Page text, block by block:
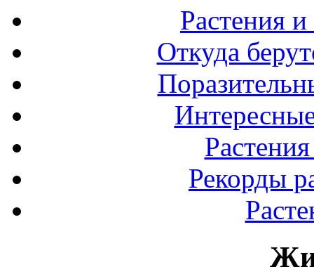
Растения
Откуда
Рекорды